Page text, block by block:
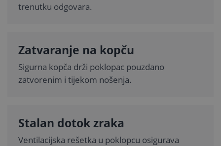
trenutku odgovara.
Zatvaranje na kopču
Sigurna kopča drži poklopac pouzdano
zatvorenim i tijekom nošenja.
Stalan dotok zraka
Ventilacijska rešetka u poklopcu osigurava